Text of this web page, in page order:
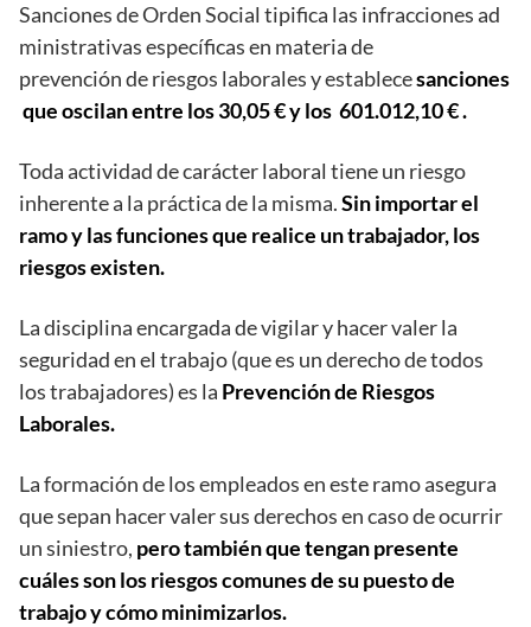
Sanciones de Orden Social tipifica las infracciones ad
ministrativas específicas en materia de
prevención de riesgos laborales y establecesanciones
que oscilan entre los 30,05 € y los 601.012,10 € .
Toda actividad de carácter laboral tiene un riesgo
inherente a la práctica de la misma.Sin importar el
ramo y las funciones que realice un trabajador, los
riesgos existen.
La disciplina encargada de vigilar y hacer valer la
seguridad en el trabajo (que es un derecho de todos
los trabajadores) es la Prevención de Riesgos
Laborales.
La formación de los empleados en este ramo asegura
que sepan hacer valer sus derechos en caso de ocurrir
un siniestro, pero también que tengan presente
cuáles son los riesgos comunes de su puesto de
trabajo y cómo minimizarlos.